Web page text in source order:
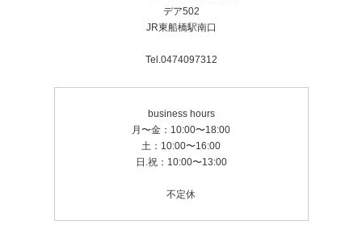
デア502
JR東船橋駅南口
Tel.0474097312
business hours
月〜金：10:00〜18:00
土：10:00〜16:00
日.祝：10:00〜13:00
不定休